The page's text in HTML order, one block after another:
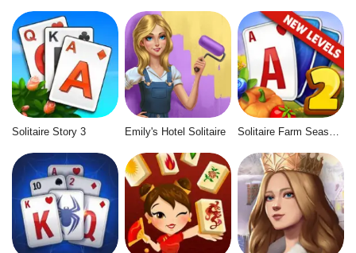
Solitaire Story 3 Emily's Hotel Solitaire